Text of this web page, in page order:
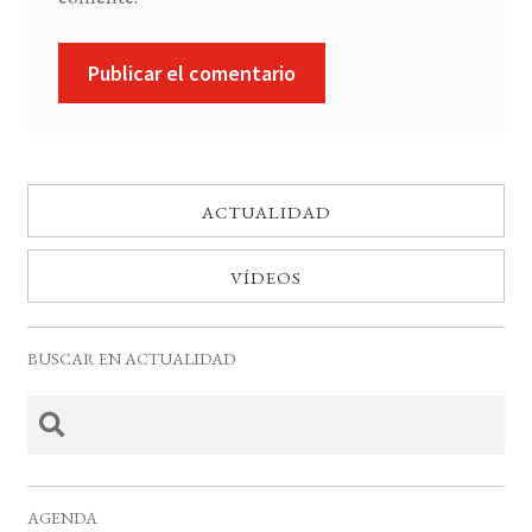
ACTUALIDAD
VÍDEOS
BUSCAR EN ACTUALIDAD
AGENDA